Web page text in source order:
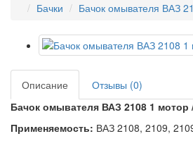
Бачки Бачок омывателя ВАЗ
Описание
Отзывы (0)
Бачок омывателя ВАЗ 2108 1 мотор
Применяемость: ВАЗ 2108, 2109,